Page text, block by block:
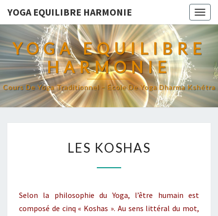
YOGA EQUILIBRE HARMONIE
YOGA EQUILIBRE
HARMONIE
Cours De Yoga Traditionnel – École De Yoga Dharma Kshétra
KOSHAS
LES KOSHAS
Selon la philosophie du Yoga, l’être humain est
composé de cinq « Koshas ». Au sens littéral du mot,